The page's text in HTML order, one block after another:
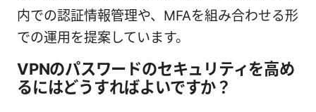
内での認証情報管理や、MFAを組み合わせる形
での運用を提案しています。
VPNのパスワードのセキュリティを高め
るにはどうすればよいですか？